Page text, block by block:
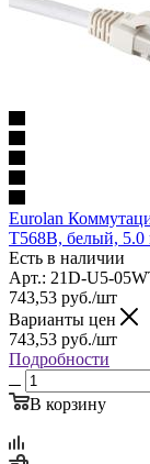
Eurolan
T568B, белый, 5.0
Есть в наличии
Арт.: 21D-U5-
743,53 руб./шт
Варианты цен
743,53 руб./шт
Подробности
В корзину